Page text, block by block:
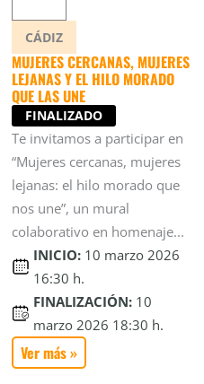
CÁDIZ
MUJERES CERCANAS, MUJERES
LEJANAS Y EL HILO MORADO
QUE LAS UNE
FINALIZADO
Te invitamos a participar en
“Mujeres cercanas, mujeres
lejanas: el hilo morado que
nos une”, un mural
colaborativo en homenaje...
INICIO: 10 marzo 2026
16:30 h.
FINALIZACIÓN: 10
marzo 2026 18:30 h.
Ver más »